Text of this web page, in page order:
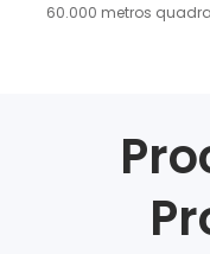
60.000 metros